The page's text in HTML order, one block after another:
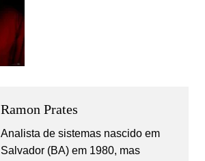
Ramon Prates
Analista de sistemas nascido em
Salvador (BA) em 1980, mas